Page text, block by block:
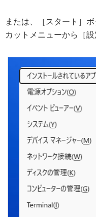
または、［スタート］
カットメニューから［